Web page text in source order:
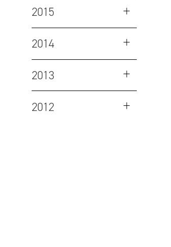
2015
2014
2013
2012